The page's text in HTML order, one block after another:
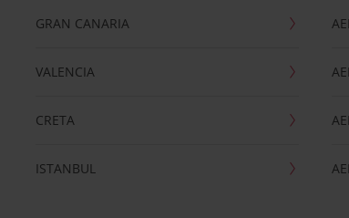
GRAN CANARIA
VALENCIA
CRETA
ISTANBUL